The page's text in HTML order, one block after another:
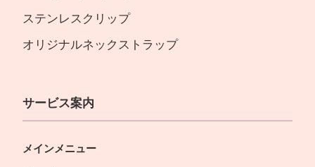
ステンレスクリップ
オリジナルネックストラップ
サービス案内
メインメニュー